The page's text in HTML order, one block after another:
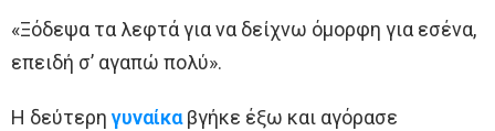
«Ξόδεψα τα λεφτά για να δείχνω όμορφη για εσένα,
επειδή σ’ αγαπώ πολύ».
Η δεύτερη γυναίκαβγήκε έξω και αγόρασε